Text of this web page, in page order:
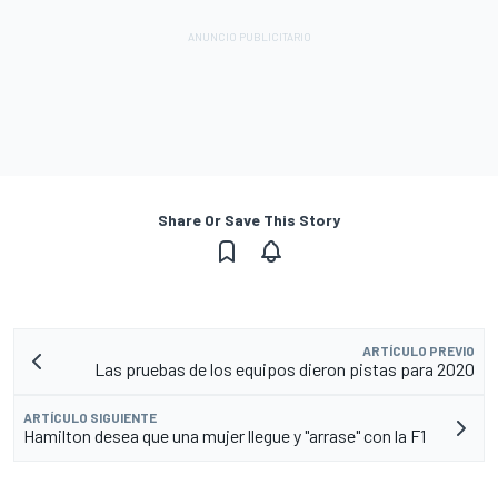
Share Or Save This Story
ARTÍCULO PREVIO
Las pruebas de los equipos dieron pistas para 2020
ARTÍCULO SIGUIENTE
Hamilton desea que una mujer llegue y "arrase" con la F1